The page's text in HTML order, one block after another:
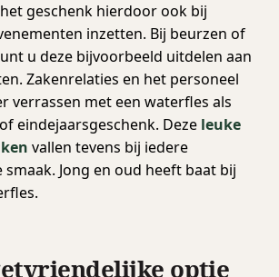
geschenk hierdoor ook bij
inzetten. Bij beurzen of
u deze bijvoorbeeld uitdelen aan
Zakenrelaties en het personeel
verrassen met een waterfles als
eindejaarsgeschenk. Deze leuke
vallen tevens bij iedere
Jong en oud heeft baat bij
optie